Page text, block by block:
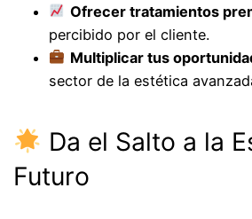
Ofrecer tratamientos
percibido por el cliente.
Multiplicar tus
sector de la estética
Da el Salto a la
Futuro